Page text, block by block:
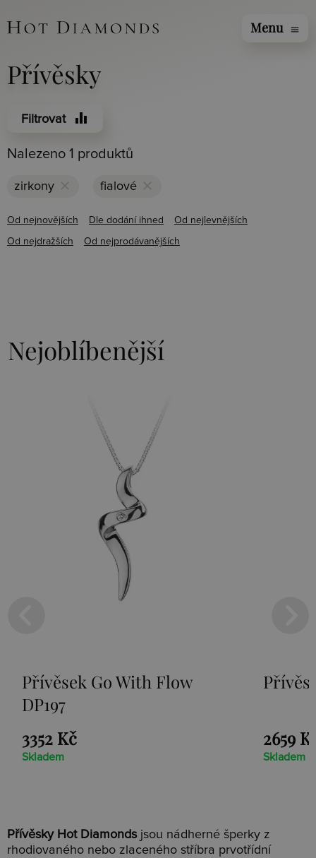
Menu menu
Přívěsky
Filtrovat equalizer
Nalezeno 1 produktů
zirkony clear fialové clear
Od nejnovějších Dle dodání ihned Od nejlevnějších
Od nejdražších Od nejprodávanějších
Nejoblíbenější
With Flow Přívěsek Paradise
Přívěsky Hot Diamonds jsou nádherné šperky z
rhodiovaného nebo zlaceného stříbra prvotřídní